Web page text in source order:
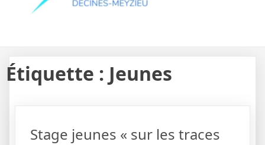
Étiquette : Jeunes
Stage jeunes « sur les traces